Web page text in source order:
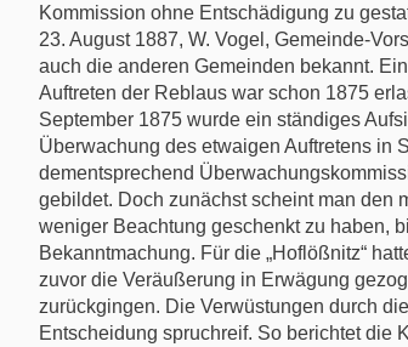
Kommission ohne Entschädigung zu
23. August 1887, W. Vogel, Gemeinde-
auch die anderen Gemeinden bekannt.
Auftreten der Reblaus war schon 1875
September 1875 wurde ein ständiges
Überwachung des etwaigen Auftretens in
dementsprechend
gebildet. Doch zunächst scheint man den
weniger Beachtung geschenkt zu haben,
Bekanntmachung. Für die „Hoflößnitz“
zuvor die Veräußerung in Erwägung
zurückgingen. Die Verwüstungen durch
Entscheidung spruchreif. So berichtet die